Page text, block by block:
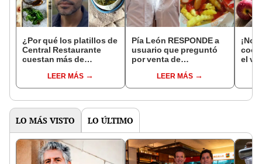
¿Por qué los platillos de
Central Restaurante
cuestan más de
Martínez lo aclara
LEER MÁS
Pía León RESPONDE a
usuario que preguntó
por venta de
Restaurante
LEER MÁS
¡No
el
LO MÁS VISTO LO ÚLTIMO